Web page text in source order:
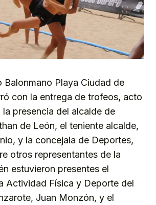
Balonmano Playa Ciudad de
con la entrega de trofeos, acto
presencia del alcalde de
de León, el teniente alcalde,
y la concejala de Deportes,
otros representantes de la
estuvieron presentes el
Actividad Física y Deporte del
Juan Monzón, y el